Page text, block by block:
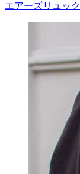
エアーズリュック